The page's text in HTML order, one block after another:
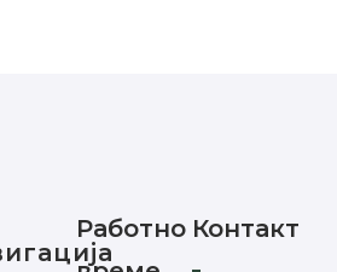
Работно Контакт